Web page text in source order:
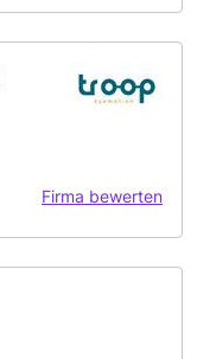
Firma bewerten